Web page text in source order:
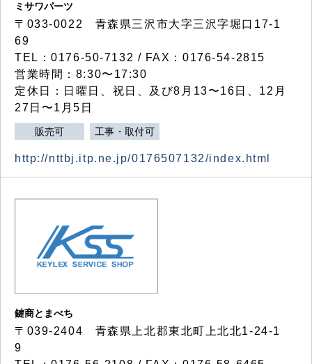
ミサワパーツ
〒033-0022 青森県三沢市大字三沢字堀口17-1
69
TEL：0176-50-7132 / FAX：0176-54-2815
営業時間：8:30〜17:30
定休日：日曜日、祝日、及び8月13〜16日、12月
27日〜1月5日
販売可 工事・取付可
http://nttbj.itp.ne.jp/0176507132/index.html
鍵商とまべち
〒039-2404 青森県上北郡東北町上北北1-24-1
9